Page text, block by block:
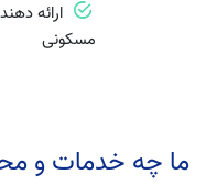
ارائه
مسکونی
ما چه خدمات و